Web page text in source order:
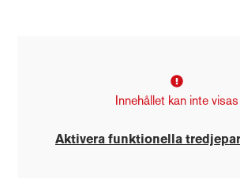
Innehållet kan inte visas
Aktivera funktionella